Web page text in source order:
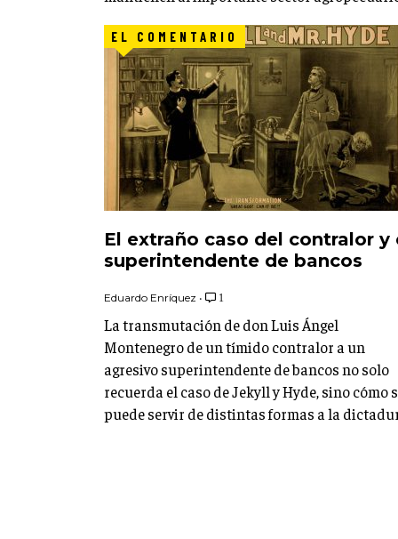
EL COMENTARIO
El extraño caso del contralor y
superintendente de bancos
Eduardo Enríquez • 1
La transmutación de don Luis Ángel
Montenegro de un tímido contralor a un
agresivo superintendente de bancos no solo
recuerda el caso de Jekyll y Hyde, sino cómo
puede servir de distintas formas a la